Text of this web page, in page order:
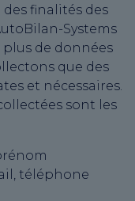
finalités des
Systems
plus de données
que des
et nécessaires.
sont les
téléphone